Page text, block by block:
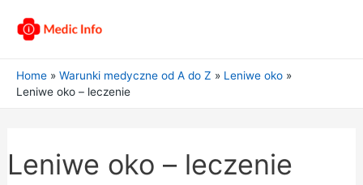
Home Warunki medyczne od A do Z
Leniwe oko
Leniwe oko – leczenie
Leniwe oko – leczenie